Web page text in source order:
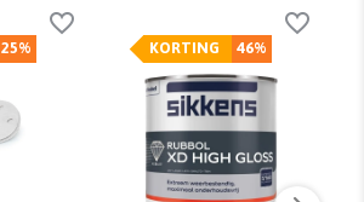
25% 46%
KORTING